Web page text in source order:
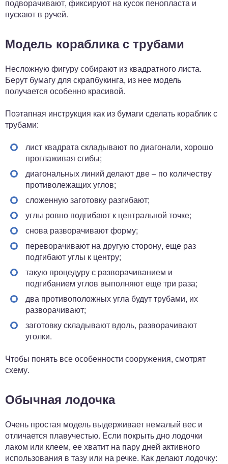
подворачивают, фиксируют на кусок пенопласта и
пускают в ручей.
Модель кораблика с трубами
Несложную фигуру собирают из квадратного листа.
Берут бумагу для скрапбукинга, из нее модель
получается особенно красивой.
Поэтапная инструкция как из бумаги сделать кораблик с
трубами:
лист квадрата складывают по диагонали, хорошо
проглаживая сгибы;
диагональных линий делают две – по количеству
противолежащих углов;
сложенную заготовку разгибают;
углы ровно подгибают к центральной точке;
снова разворачивают форму;
переворачивают на другую сторону, еще раз
подгибают углы к центру;
такую процедуру с разворачиванием и
подгибанием углов выполняют еще три раза;
два противоположных угла будут трубами, их
разворачивают;
заготовку складывают вдоль, разворачивают
уголки.
Чтобы понять все особенности сооружения, смотрят
схему.
Обычная лодочка
Очень простая модель выдерживает немалый вес и
отличается плавучестью. Если покрыть дно лодочки
лаком или клеем, ее хватит на пару дней активного
использования в тазу или на речке. Как делают лодочку: